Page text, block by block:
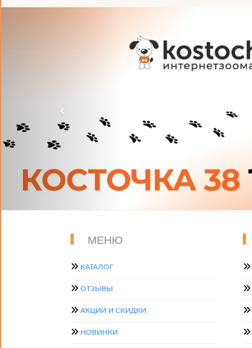
МЕНЮ
КАТАЛОГ
ОТЗЫВЫ
АКЦИИ И СКИДКИ
НОВИНКИ